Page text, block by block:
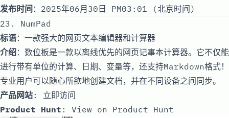
发布时间 ：2025年06月30日 PM03:01 (北京时间)
23. NumPad
标语：一款强大的网页文本编辑器和计算器
介绍：数位板是一款以离线优先的网页记事本计算器。它不仅能
进行带有单位的计算、日期、变量等，还支持Markdown格式！
专业用户可以随心所欲地创建文档，并在不同设备之间同步。
产品网站: 立即访问
Product Hunt : View on Product Hunt